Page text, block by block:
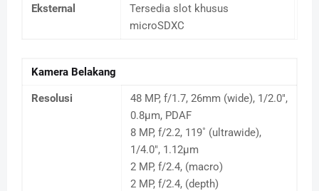
Eksternal
Tersedia slot khusus
microSDXC
Kamera Belakang
Resolusi
48 MP, f/1.7, 26mm (wide), 1/2.0",
0.8µm, PDAF
8 MP, f/2.2, 119˚ (ultrawide),
1/4.0", 1.12µm
2 MP, f/2.4, (macro)
2 MP, f/2.4, (depth)